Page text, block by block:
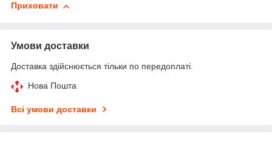
Приховати
Умови доставки
Доставка здійснюється тільки по передоплаті.
Нова Пошта
Всі умови доставки